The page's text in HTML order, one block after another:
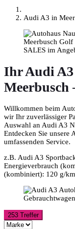
Audi A3 in
Ihr Audi
Meerbusch
Willkommen beim
wir Ihr zuverlässiger
Auswahl an Audi A3
Entdecken Sie unsere
umfassenden Service.
z.B. Audi A3
Energieverbrauch
(kombiniert): 120 g/
253 Treffer